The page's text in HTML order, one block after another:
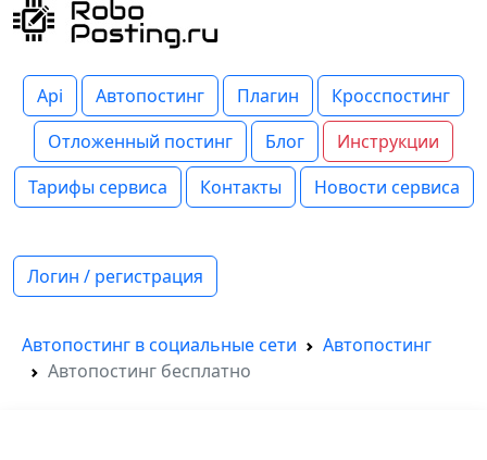
Api Автопостинг Плагин
Кросспостинг
Отложенный постинг
Блог
Инструкции
Тарифы сервиса
Контакты Новости сервиса
Логин / регистрация
Автопостинг в социальные сети
Автопостинг
Автопостинг бесплатно